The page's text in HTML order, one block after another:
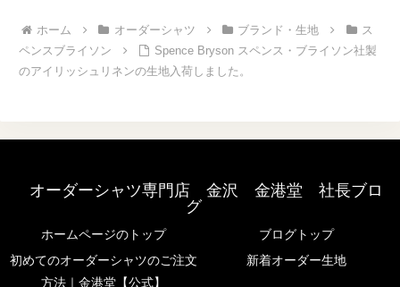
ホーム オーダーシャツ ブランド・生地
ス
ペンスブライソン
Spence Bryson スペンス・ブライソン社製
のアイリッシュリネンの生地入荷しました。
オーダーシャツ専門店 金沢 金港堂 社長ブロ
グ
ホームページのトップ
ブログトップ
初めてのオーダーシャツのご注文
方法｜金港堂【公式】
新着オーダー生地